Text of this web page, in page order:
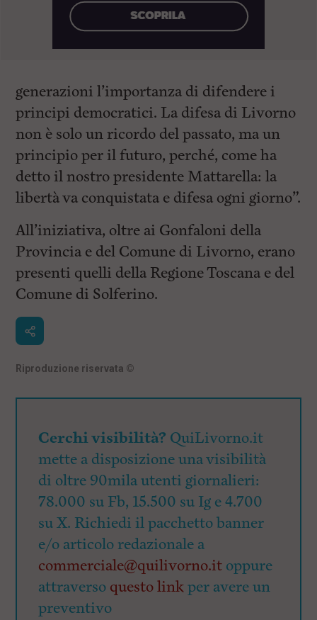
generazioni l’importanza di difendere i
principi democratici. La difesa di Livorno
non è solo un ricordo del passato, ma un
principio per il futuro, perché, come ha
detto il nostro presidente Mattarella: la
libertà va conquistata e difesa ogni giorno”.
All’iniziativa, oltre ai Gonfaloni della
Provincia e del Comune di Livorno, erano
presenti quelli della Regione Toscana e del
Comune di Solferino.
Riproduzione riservata ©
Cerchi visibilità? QuiLivorno.it
mette a disposizione una visibilità
di oltre 90mila utenti giornalieri:
78.000 su Fb, 15.500 su Ig e 4.700
su X. Richiedi il pacchetto banner
e/o articolo redazionale a
commerciale@quilivorno.it oppure
attraverso questo linkper avere un
preventivo